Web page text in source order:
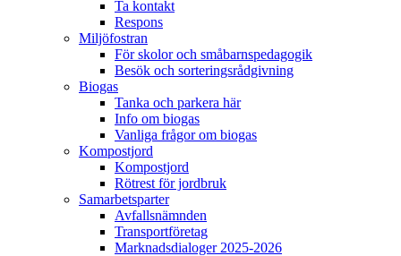
Ta kontakt
Respons
Miljöfostran
För skolor och småbarnspedagogik
Besök och sorteringsrådgivning
Biogas
Tanka och parkera här
Info om biogas
Vanliga frågor om biogas
Kompostjord
Kompostjord
Rötrest för jordbruk
Samarbetsparter
Avfallsnämnden
Transportföretag
Marknadsdialoger 2025-2026